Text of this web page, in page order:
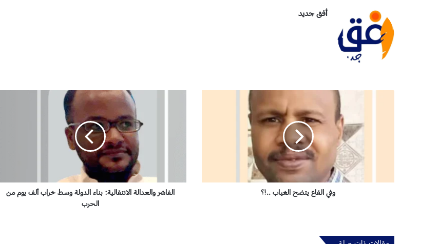
أفق جديد
ي
ل
وفي القاع يتضح الغياب ..!؟
ل
الفاشر والعدالة الانتقالية: بناء الدولة وسط خراب ألف يوم من
الحرب